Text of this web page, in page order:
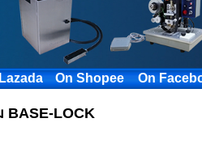
On Shopee On
BASE-LOCK